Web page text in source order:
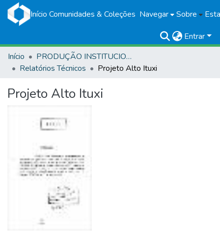
Início Comunidades & Coleções Navegar Sobre
Entrar
Início
PRODUÇÃO INSTITUCIONAL
Relatórios Técnicos
Projeto Alto Ituxi
Projeto Alto Ituxi